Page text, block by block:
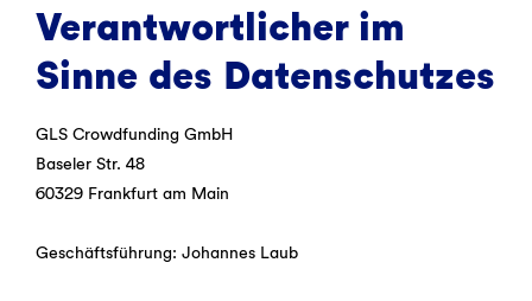
Verantwortlicher im
Sinne des Datenschutzes
GLS Crowdfunding GmbH
Baseler Str. 48
60329 Frankfurt am Main
Geschäftsführung: Johannes Laub